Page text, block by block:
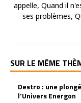
appelle, Quand il
ses problèmes,
SUR LE MÊME
Destro : une
l’Univers Energon